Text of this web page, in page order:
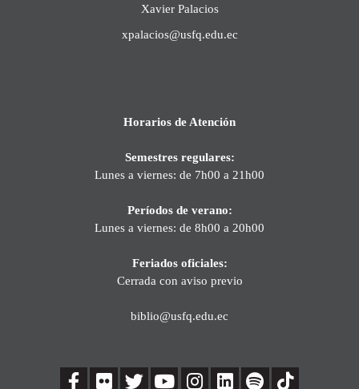
Xavier Palacios
xpalacios@usfq.edu.ec
Horarios de Atención
Semestres regulares:
Lunes a viernes: de 7h00 a 21h00
Períodos de verano:
Lunes a viernes: de 8h00 a 20h00
Feriados oficiales:
Cerrada con aviso previo
biblio@usfq.edu.ec